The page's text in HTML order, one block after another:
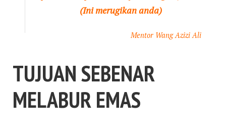
(Ini merugikan anda)
Mentor Wang Azizi Ali
TUJUAN SEBENAR
MELABUR EMAS